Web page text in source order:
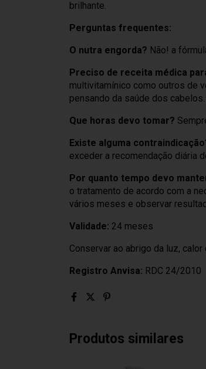
brilhante.
Perguntas frequentes:
O nutra engorda? Não! a
Preciso de receita médica
multivitamínico como outros de
pensando da saúde dos cabelos.
Que horas devo tomar?
Existe alguma
exceder a recomendação diária
Por quanto tempo devo
o tratamento de acordo com a
vários meses e observar
Validade: 24 meses
Conservar ao abrigo da luz,
Registro Anvisa: RDC 24/2010
Produtos similares